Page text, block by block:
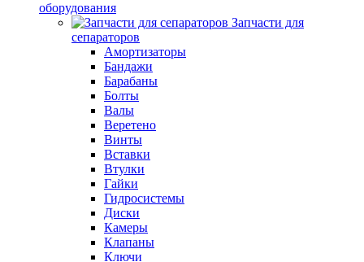
оборудования
Запчасти для
сепараторов
Амортизаторы
Бандажи
Барабаны
Болты
Валы
Веретено
Винты
Вставки
Втулки
Гайки
Гидросистемы
Диски
Камеры
Клапаны
Ключи